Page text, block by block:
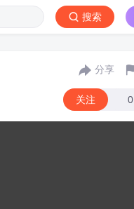
搜索
分享
关注 0